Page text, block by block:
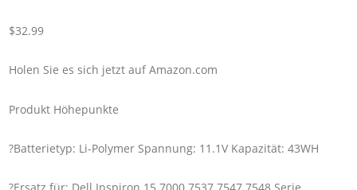
$32.99
Holen Sie es sich jetzt auf Amazon.com
Produkt Höhepunkte
?Batterietyp: Li-Polymer Spannung: 11.1V Kapazität: 43WH